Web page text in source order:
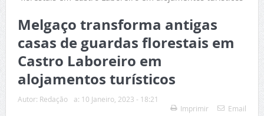
Melgaço transforma antigas
casas de guardas florestais em
Castro Laboreiro em
alojamentos turísticos
Autor: Redação a: 10 Janeiro, 2023 - 18:21
Imprimir
Email